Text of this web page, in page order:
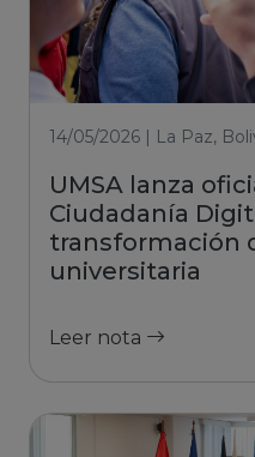
14/05/2026 | La Paz,
UMSA lanza
Ciudadanía
transformación
universitaria
Leer nota